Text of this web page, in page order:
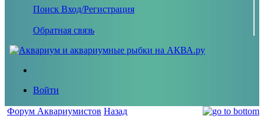
Поиск Вход/Регистрация
Обратная связь
Войти
Форум Аквариумистов Назад